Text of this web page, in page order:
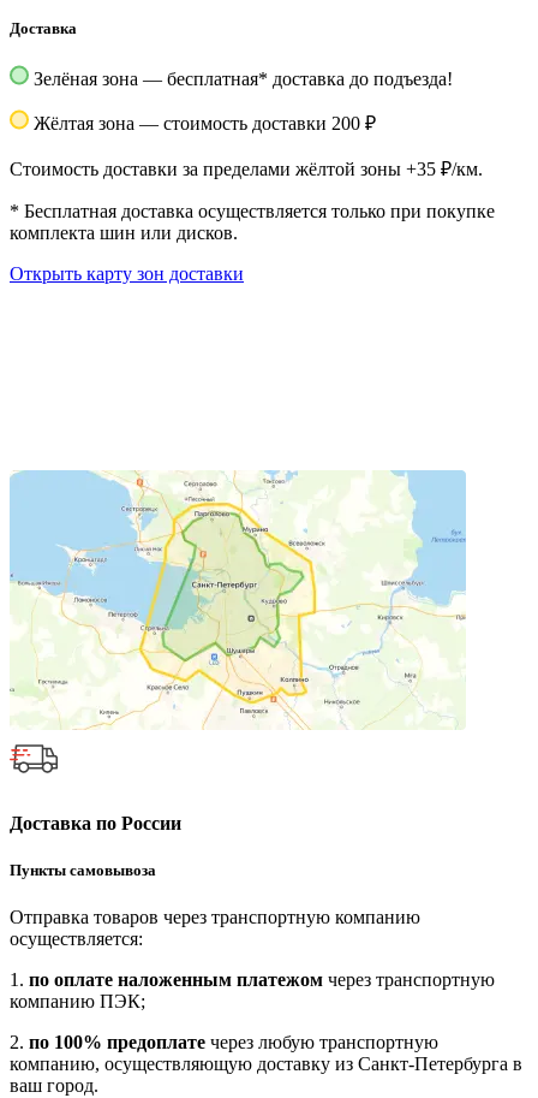
Доставка
Зелёная зона — бесплатная* доставка до подъезда!
Жёлтая зона — стоимость доставки 200 ₽
Стоимость доставки за пределами жёлтой зоны +35 ₽/км.
* Бесплатная доставка осуществляется только при покупке
комплекта шин или дисков.
Открыть карту зон доставки
Доставка по России
Пункты самовывоза
Отправка товаров через транспортную компанию
осуществляется:
1. по оплате наложенным платежом через транспортную
компанию ПЭК;
2. по 100% предоплате через любую транспортную
компанию, осуществляющую доставку из Санкт-Петербурга в
ваш город.